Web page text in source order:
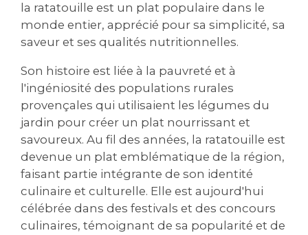
la ratatouille est un plat populaire dans le
monde entier‚ apprécié pour sa simplicité‚ sa
saveur et ses qualités nutritionnelles.
Son histoire est liée à la pauvreté et à
l'ingéniosité des populations rurales
provençales qui utilisaient les légumes du
jardin pour créer un plat nourrissant et
savoureux. Au fil des années‚ la ratatouille est
devenue un plat emblématique de la région‚
faisant partie intégrante de son identité
culinaire et culturelle. Elle est aujourd'hui
célébrée dans des festivals et des concours
culinaires‚ témoignant de sa popularité et de